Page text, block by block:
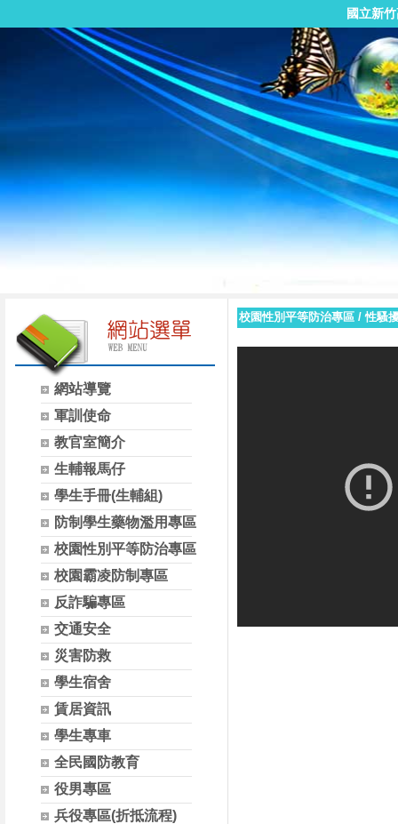
國立新
網站導覽
軍訓使命
教官室簡介
生輔報馬仔
學生手冊(生輔組)
防制學生藥物濫用專區
校園性別平等防治專區
校園霸凌防制專區
反詐騙專區
交通安全
災害防救
學生宿舍
賃居資訊
學生專車
全民國防教育
役男專區
兵役專區(折抵流程)
校園性別平等防治專區 /性騷